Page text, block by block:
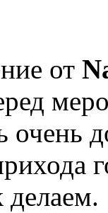
от
очень